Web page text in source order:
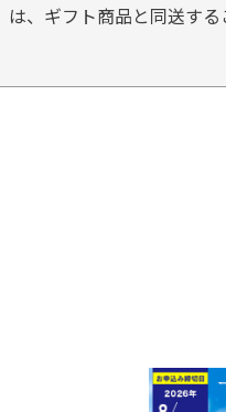
は、ギフト商品と同送す